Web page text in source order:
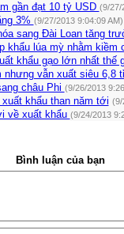
gần đạt 10 tỷ USD (9/27/
3% (9/27/2013 9:04:09 AM)
sang Đài Loan tăng
khẩu lúa mỳ nhằm kiềm
khẩu gạo lớn nhất thế
nhưng vẫn xuất siêu 6,8
châu Phi (9/26/2013
khẩu than năm tới (9/
về xuất khẩu (9/24/2013
Bình luận của bạn